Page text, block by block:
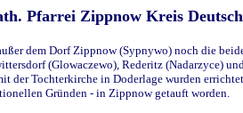
Pfarrei Zippnow Kreis
dem Dorf Zippnow (Sypnywo) noch die
(Glowaczewo), Rederitz (Nadarzyce)
Tochterkirche in Doderlage wurden
Gründen - in Zippnow getauft worden.